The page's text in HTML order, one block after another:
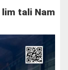
tali Nam